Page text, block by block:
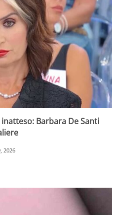
Barbara De Santi
2026